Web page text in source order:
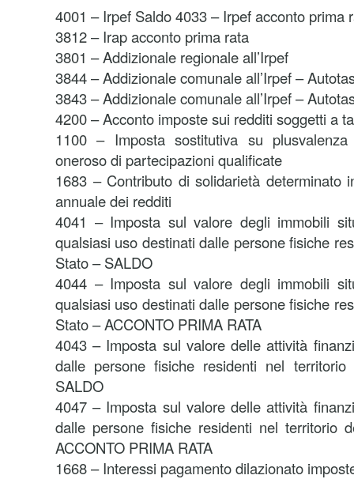
4001 – Irpef Saldo 4033 – Irpef acconto prima
3812 – Irap acconto prima rata
3801 – Addizionale regionale all’Irpef
3844 – Addizionale comunale all’Irpef –
3843 – Addizionale comunale all’Irpef –
4200 – Acconto imposte sui redditi soggetti a
1100 – Imposta sostitutiva su
oneroso di partecipazioni qualificate
1683 – Contributo di solidarietà determinato
annuale dei redditi
4041 – Imposta sul valore degli immobili
qualsiasi uso destinati dalle persone fisiche
Stato – SALDO
4044 – Imposta sul valore degli immobili
qualsiasi uso destinati dalle persone fisiche
Stato – ACCONTO PRIMA RATA
4043 – Imposta sul valore delle attività
dalle persone fisiche residenti nel
SALDO
4047 – Imposta sul valore delle attività
dalle persone fisiche residenti nel territorio
ACCONTO PRIMA RATA
1668 – Interessi pagamento dilazionato